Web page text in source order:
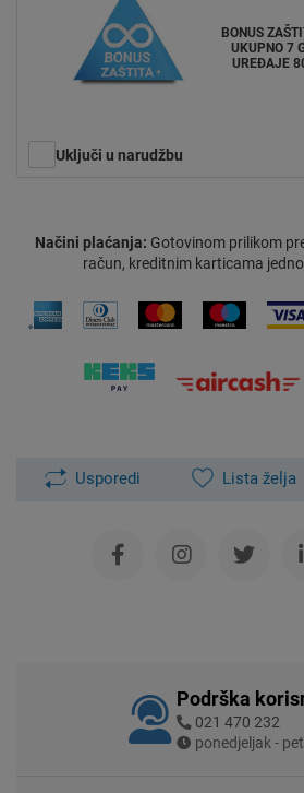
BONUS
UKUPNO 7
UREĐAJE
Uključi u narudžbu
Načini plaćanja: Gotovinom prilikom
račun, kreditnim karticama
Usporedi Lista želja
Podrška
021 470 232
ponedjeljak -